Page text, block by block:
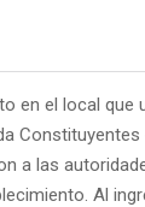
en el local
a las
Al